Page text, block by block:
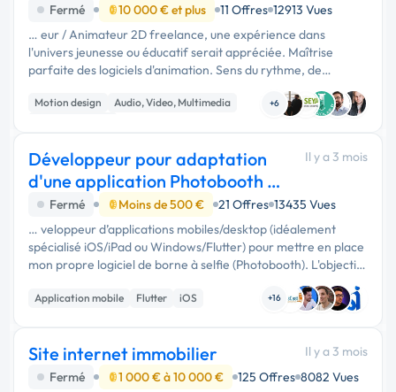
Fermé 10 000 € et plus 11 Offres 12913 Vues
… eur / Animateur 2D freelance, une expérience dans
l'univers jeunesse ou éducatif serait appréciée. Maîtrise
parfaite des logiciels d'animation. Sens du rythme, de
l'expression des personnages et du détail. Autonomie,
respect des …
Motion design
Audio, Video, Multimedia
+6
Développeur pour adaptation
d'une application Photobooth /
Borne à sel
Il y a 3 mois
Fermé Moins de 500 € 21 Offres 13435 Vues
… veloppeur d’applications mobiles/desktop (idéalement
spécialisé iOS/iPad ou Windows/Flutter) pour mettre en place
mon propre logiciel de borne à selfie (Photobooth). L'objectif :
Je ne souhaite pas repartir de zéro. Je cherche un …
Application mobile Flutter iOS +16
Site internet immobilier
Il y a 3 mois
Fermé
1 000 € à 10 000 € 125 Offres 8082 Vues